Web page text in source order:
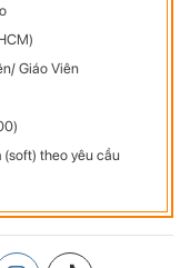
Giáo Viên
theo yêu cầu